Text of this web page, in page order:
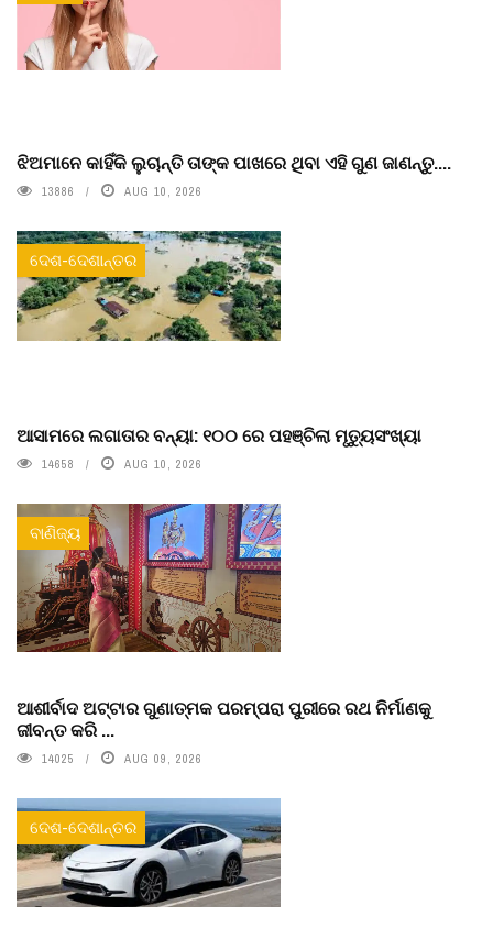
ଝିଅମାନେ କାହିଁକି ଲୁଚାନ୍ତି ତାଙ୍କ ପାଖରେ ଥିବା ଏହି ଗୁଣ ଜାଣନ୍ତୁ....
13886 AUG 10, 2026
ଦେଶ-ଦେଶାନ୍ତର
ଆସାମରେ ଲଗାତାର ବନ୍ୟା: ୧୦୦ ରେ ପହଞ୍ଚିଲା ମୃତ୍ୟୁସଂଖ୍ୟା
14658 AUG 10, 2026
ବାଣିଜ୍ୟ
ଆଶୀର୍ବାଦ ଅଟ୍ଟାର ଗୁଣାତ୍ମକ ପରମ୍ପରା ପୁରୀରେ ରଥ ନିର୍ମାଣକୁ
ଜୀବନ୍ତ କରି ...
14025 AUG 09, 2026
ଦେଶ-ଦେଶାନ୍ତର